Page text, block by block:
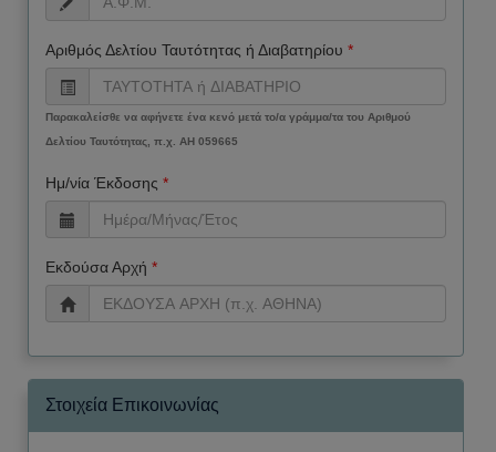
Αριθμός Δελτίου Ταυτότητας ή Διαβατηρίου *
Παρακαλείσθε να αφήνετε ένα κενό μετά το/α γράμμα/τα του Αριθμού
Δελτίου Ταυτότητας, π.χ. ΑΗ 059665
Ημ/νία Έκδοσης *
Εκδούσα Αρχή *
Στοιχεία Επικοινωνίας